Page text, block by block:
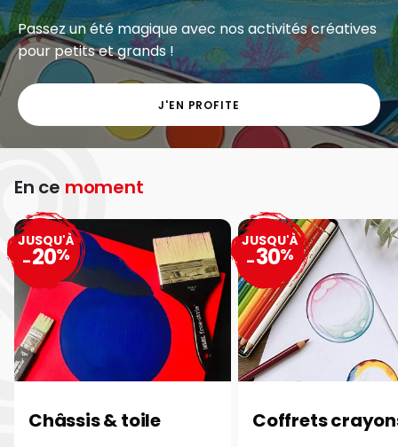
Passez un été magique avec nos activités créatives
pour petits et grands !
J'EN PROFITE
En ce moment
Châssis & toile
JUSQU'À
-20%
Coffrets
JUSQU'À
-30%